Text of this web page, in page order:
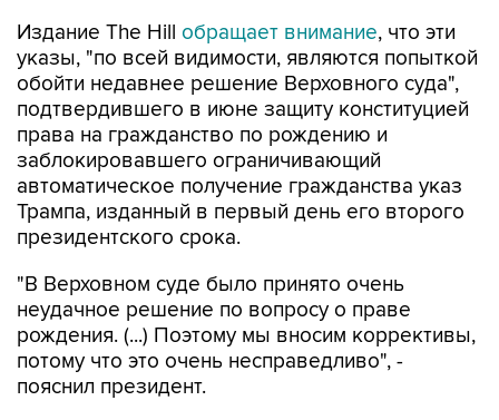
Издание The Hill обращает внимание, что эти
указы, "по всей видимости, являются попыткой
обойти недавнее решение Верховного суда",
подтвердившего в июне защиту конституцией
права на гражданство по рождению и
заблокировавшего ограничивающий
автоматическое получение гражданства указ
Трампа, изданный в первый день его второго
президентского срока.
"В Верховном суде было принято очень
неудачное решение по вопросу о праве
рождения. (...) Поэтому мы вносим коррективы,
потому что это очень несправедливо", -
пояснил президент.